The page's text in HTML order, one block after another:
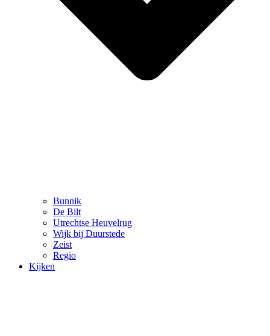
Bunnik
De Bilt
Utrechtse Heuvelrug
Wijk bij Duurstede
Zeist
Regio
Kijken